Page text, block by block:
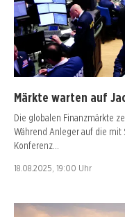
Märkte warten auf
Die globalen Finanzmärkte
Während Anleger auf die mit
Konferenz…
18.08.2025, 19:00 Uhr